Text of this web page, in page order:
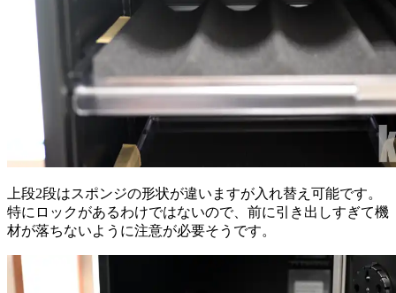
上段2段はスポンジの形状が違いますが入れ替え可能です。
特にロックがあるわけではないので、前に引き出しすぎて機
材が落ちないように注意が必要そうです。